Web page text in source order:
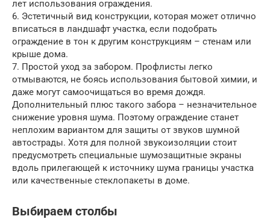
лет использования ограждения.
6. Эстетичный вид конструкции, которая может отлично
вписаться в ландшафт участка, если подобрать
ограждение в тон к другим конструкциям – стенам или
крыше дома.
7. Простой уход за забором. Профлисты легко
отмываются, не боясь использования бытовой химии, и
даже могут самоочищаться во время дождя.
Дополнительный плюс такого забора – незначительное
снижение уровня шума. Поэтому ограждение станет
неплохим вариантом для защиты от звуков шумной
автострады. Хотя для полной звукоизоляции стоит
предусмотреть специальные шумозащитные экраны
вдоль прилегающей к источнику шума границы участка
или качественные стеклопакеты в доме.
Выбираем столбы